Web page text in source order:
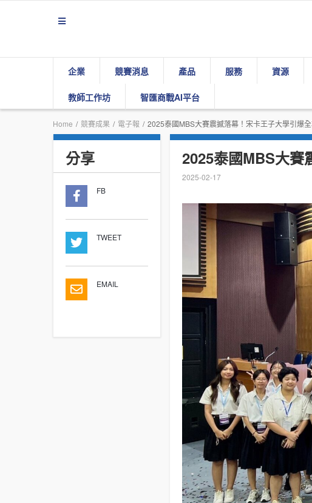
企業 競賽消息 產品 服務 資源
教師工作坊 智匯商戰AI平台
Home / 競賽成果 / 電子報 / 2025泰國MBS大賽震撼落幕！宋卡王子大學引爆
分享
FB
TWEET
EMAIL
2025泰國MBS大賽
2025-02-17